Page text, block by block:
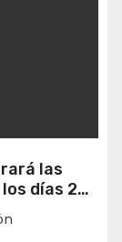
las
días 22